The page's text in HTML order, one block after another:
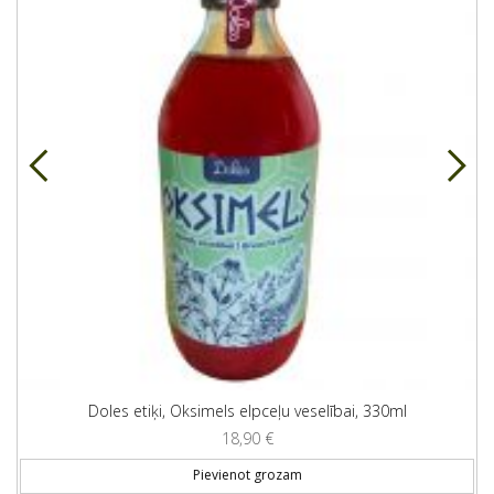
Doles etiķi, Oksimels elpceļu veselībai, 330ml
18,90 €
Pievienot grozam